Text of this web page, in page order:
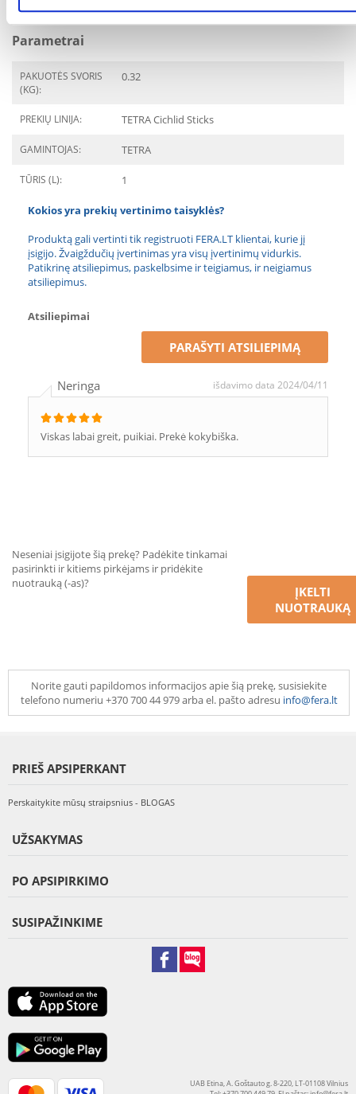
RŪŠIS: Lazdelės
Parametrai
PAKUOTĖS SVORIS
(KG):
0.32
PREKIŲ LINIJA: TETRA Cichlid Sticks
GAMINTOJAS: TETRA
TŪRIS (L): 1
Kokios yra prekių vertinimo taisyklės?
Produktą gali vertinti tik registruoti FERA.LT klientai, kurie jį
įsigijo. Žvaigždučių įvertinimas yra visų įvertinimų vidurkis.
Patikrinę atsiliepimus, paskelbsime ir teigiamus, ir neigiamus
atsiliepimus.
Atsiliepimai
PARAŠYTI ATSILIEPIMĄ
Neringa išdavimo data 2024/04/11
Viskas labai greit, puikiai. Prekė kokybiška.
Neseniai įsigijote šią prekę? Padėkite tinkamai
pasirinkti ir kitiems pirkėjams ir pridėkite
nuotrauką (-as)?
ĮKELTI
NUOTRAUKĄ
Norite gauti papildomos informacijos apie šią prekę, susisiekite
telefono numeriu +370 700 44 979 arba el. pašto adresu info@fera.lt
PRIEŠ APSIPERKANT
Perskaitykite mūsų straipsnius - BLOGAS
UŽSAKYMAS
PO APSIPIRKIMO
SUSIPAŽINKIME
UAB Etina, A. Goštauto g. 8-220, LT-01108 Vilnius